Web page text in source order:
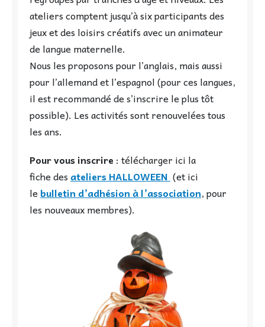
ateliers comptent jusqu’à six participants des
jeux et des loisirs créatifs avec un animateur
de langue maternelle.
Nous les proposons pour l’anglais, mais aussi
pour l’allemand et l’espagnol (pour ces langues,
il est recommandé de s’inscrire le plus tôt
possible). Les activités sont renouvelées tous
les ans.
Pour vous inscrire : télécharger ici la
fichedes ateliers HALLOWEEN (et ici
le bulletin d’adhésion à l’association, pour
les nouveaux membres).